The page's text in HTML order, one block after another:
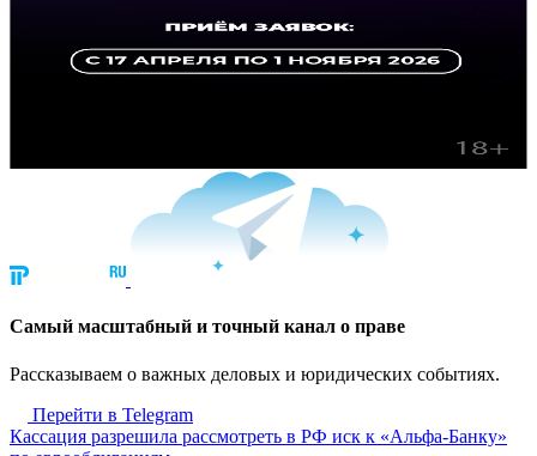
Cамый масштабный и точный канал о праве
Рассказываем о важных деловых и юридических событиях.
Перейти в Telegram
Кассация разрешила рассмотреть в РФ иск к «Альфа-Банку»